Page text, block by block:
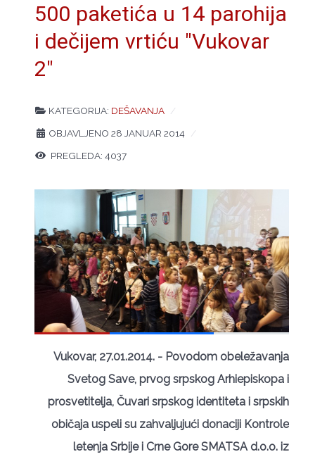
500 paketića u 14 parohija
i dečijem vrtiću "Vukovar
2"
KATEGORIJA: DEŠAVANJA
OBJAVLJENO 28 JANUAR 2014
PREGLEDA: 4037
Vukovar, 27.01.2014. - Povodom obeležavanja
Svetog Save, prvog srpskog Arhiepiskopa i
prosvetitelja, Čuvari srpskog identiteta i srpskih
običaja uspeli su zahvaljujući donaciji Kontrole
letenja Srbije i Crne Gore SMATSA d.o.o. iz